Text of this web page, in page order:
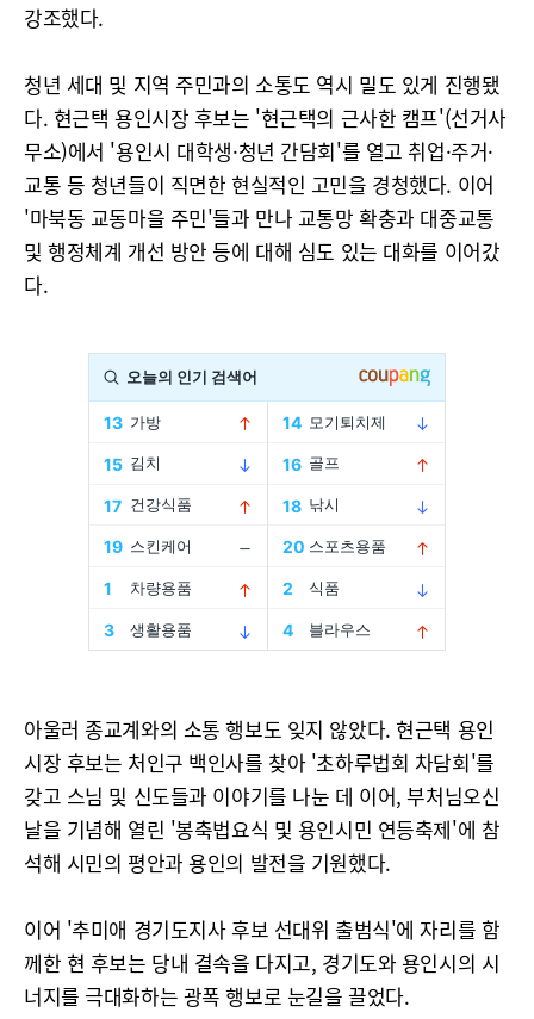
강조했다.
청년 세대 및 지역 주민과의 소통도 역시 밀도 있게 진행됐
다. 현근택 용인시장 후보는 '현근택의 근사한 캠프'(선거사
무소)에서 '용인시 대학생·청년 간담회'를 열고 취업·주거·
교통 등 청년들이 직면한 현실적인 고민을 경청했다. 이어
'마북동 교동마을 주민'들과 만나 교통망 확충과 대중교통
및 행정체계 개선 방안 등에 대해 심도 있는 대화를 이어갔
다.
아울러 종교계와의 소통 행보도 잊지 않았다. 현근택 용인
시장 후보는 처인구 백인사를 찾아 '초하루법회 차담회'를
갖고 스님 및 신도들과 이야기를 나눈 데 이어, 부처님오신
날을 기념해 열린 '봉축법요식 및 용인시민 연등축제'에 참
석해 시민의 평안과 용인의 발전을 기원했다.
이어 '추미애 경기도지사 후보 선대위 출범식'에 자리를 함
께한 현 후보는 당내 결속을 다지고, 경기도와 용인시의 시
너지를 극대화하는 광폭 행보로 눈길을 끌었다.